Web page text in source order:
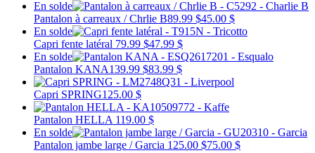
En solde
Pantalon à carreaux / Chrlie B89.99 $45.00 $
En solde
Capri fente latéral 79.99 $47.99 $
En solde
Pantalon KANA139.99 $83.99 $
Capri SPRING125.00 $
Pantalon HELLA 119.00 $
En solde
Pantalon jambe large / Garcia 125.00 $75.00 $